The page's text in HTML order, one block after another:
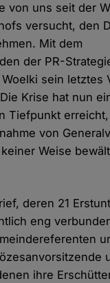
von uns seit der
versucht, den
Mit dem
der PR-
sein letztes
Krise hat nun
Tiefpunkt
von
Weise
deren 21
eng
ihre